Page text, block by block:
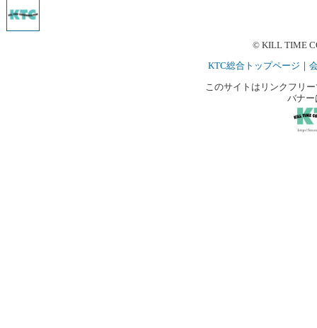
© KILL TIME
KTC総合トップページ ｜
このサイトはリンクフリ
バナー